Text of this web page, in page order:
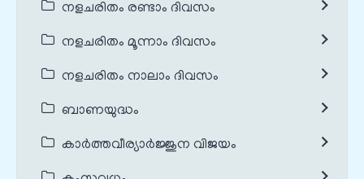
നളചരിതം രണ്ടാം ദിവസം
നളചരിതം മൂന്നാം ദിവസം
നളചരിതം നാലാം ദിവസം
ബാണയുദ്ധം
കാർത്തവീര്യാർജ്ജുന വിജയം